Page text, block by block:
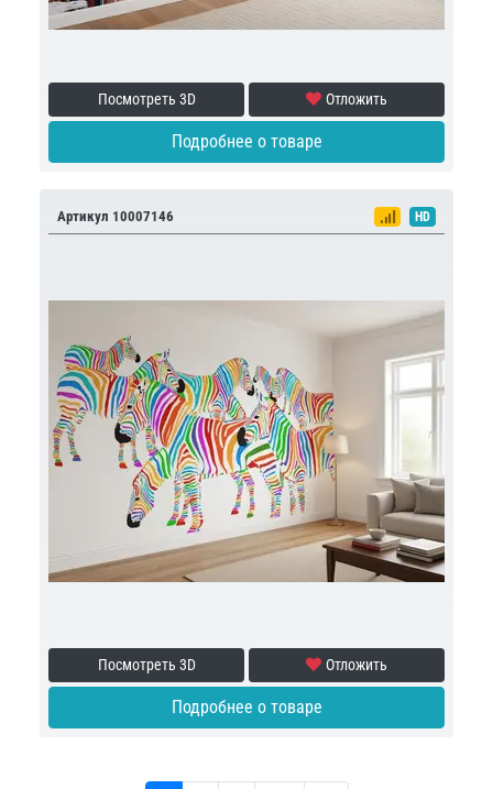
Посмотреть 3D Отложить
Подробнее о товаре
Артикул 10007146 HD
Посмотреть 3D Отложить
Подробнее о товаре